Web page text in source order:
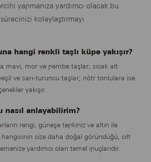
yapmanıza yardımcı olacak bu
kolaylaştırmayı
hangi renkli taşlı küpe yakışır?
mavi, mor ve pembe taşlar; sıcak alt
ve sarı-turuncu taşlar; nötr tonlulara ise
yakışır.
nasıl anlayabilirim?
rengi, güneşe tepkiniz ve altın ile
size daha doğal göründüğü, cilt
yardımcı olan temel ipuçlarıdır.